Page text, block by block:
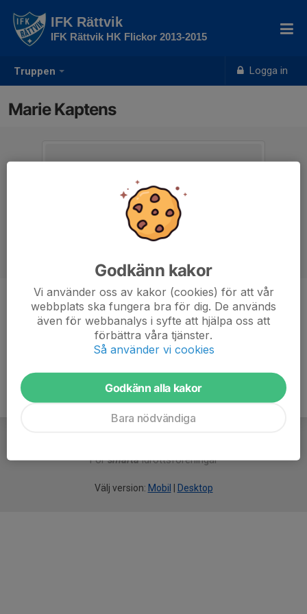
Truppen Logga in
IFK Rättvik
IFK Rättvik HK Flickor 2013-2015
Marie Kaptens
Titel
Ledare
44 år
Försmartaidrottsföreningar
Välj version: Mobil Desktop
Godkänn kakor
Vi använder oss av kakor (cookies) för att vår
webbplats ska fungera bra för dig. De används
även för webbanalys i syfte att hjälpa oss att
förbättra våra tjänster.
Så använder vi cookies
Godkänn alla kakor
Bara nödvändiga